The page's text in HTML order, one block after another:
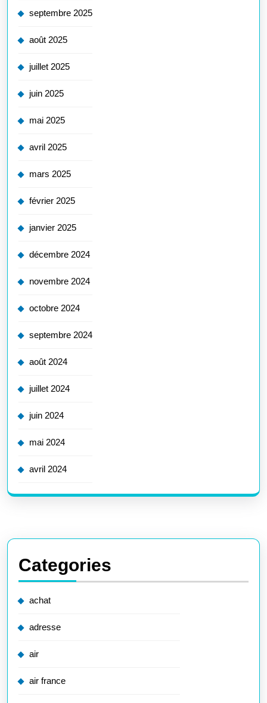
septembre 2025
août 2025
juillet 2025
juin 2025
mai 2025
avril 2025
mars 2025
février 2025
janvier 2025
décembre 2024
novembre 2024
octobre 2024
septembre 2024
août 2024
juillet 2024
juin 2024
mai 2024
avril 2024
Categories
achat
adresse
air
air france